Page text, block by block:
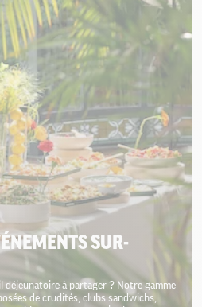
SUR-
à partager ? Notre gamme
de crudités, clubs sandwichs,